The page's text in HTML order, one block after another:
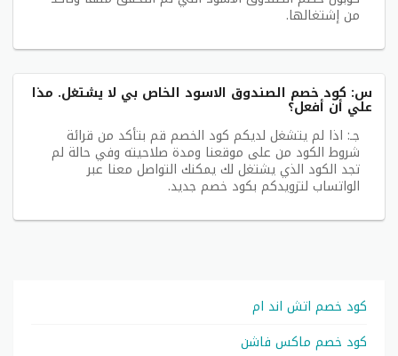
من إشتغالها.
س: كود خصم الصندوق الاسود الخاص بي لا يشتغل. مذا
علي أن أفعل؟
جـ: اذا لم يتشغل لديكم كود الخصم قم بتأكد من قرائة
شروط الكود من على موقعنا ومدة صلاحيته وفي حالة لم
تجد الكود الذي يشتغل لك يمكنك التواصل معنا عبر
الواتساب لتزويدكم بكود خصم جديد.
كود خصم اتش اند ام
كود خصم ماكس فاشن